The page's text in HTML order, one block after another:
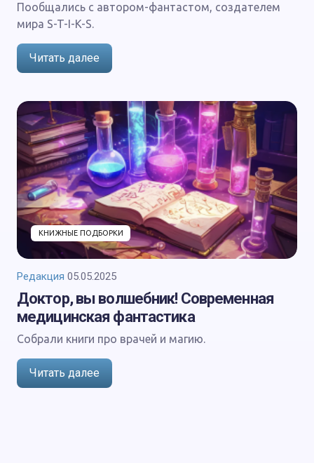
Пообщались с автором-фантастом, создателем
мира S-T-I-K-S.
Читать далее
КНИЖНЫЕ ПОДБОРКИ
Редакция 05.05.2025
Доктор, вы волшебник! Современная
медицинская фантастика
Собрали книги про врачей и магию.
Читать далее